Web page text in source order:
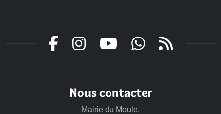
Nous contacter
Mairie du Moule,